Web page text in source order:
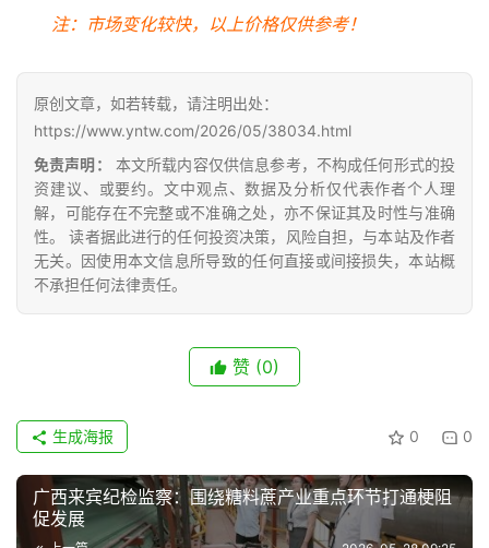
注：市场变化较快，以上价格仅供参考！
原创文章，如若转载，请注明出处：
https://www.yntw.com/2026/05/38034.html
免责声明：
本文所载内容仅供信息参考，不构成任何形式的投
资建议、或要约。文中观点、数据及分析仅代表作者个人理
解，可能存在不完整或不准确之处，亦不保证其及时性与准确
性。 读者据此进行的任何投资决策，风险自担，与本站及作者
无关。因使用本文信息所导致的任何直接或间接损失，本站概
不承担任何法律责任。
赞 (0)
0 0
生成海报
广西来宾纪检监察：围绕糖料蔗产业重点环节打通梗阻
促发展